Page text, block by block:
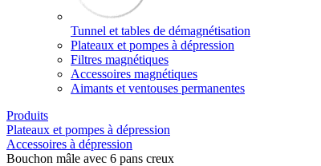
Tunnel et tables de démagnétisation
Plateaux et pompes à dépression
Filtres magnétiques
Accessoires magnétiques
Aimants et ventouses permanentes
Produits
Plateaux et pompes à dépression
Accessoires à dépression
Bouchon mâle avec 6 pans creux